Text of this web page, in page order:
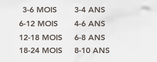
6-12 MOIS
12-18 MOIS
18-24 MOIS
3-6 MOIS
8-10 ANS
6-8 ANS
4-6 ANS
3-4 ANS